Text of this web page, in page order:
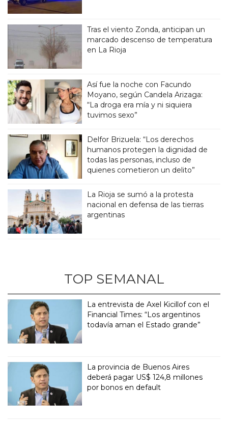
Tras el viento Zonda, anticipan un
marcado descenso de temperatura
en La Rioja
Así fue la noche con Facundo
Moyano, según Candela Arizaga:
“La droga era mía y ni siquiera
tuvimos sexo”
Delfor Brizuela: “Los derechos
humanos protegen la dignidad de
todas las personas, incluso de
quienes cometieron un delito”
La Rioja se sumó a la protesta
nacional en defensa de las tierras
argentinas
TOP SEMANAL
La entrevista de Axel Kicillof con el
Financial Times: “Los argentinos
todavía aman el Estado grande”
La provincia de Buenos Aires
deberá pagar US$ 124,8 millones
por bonos en default